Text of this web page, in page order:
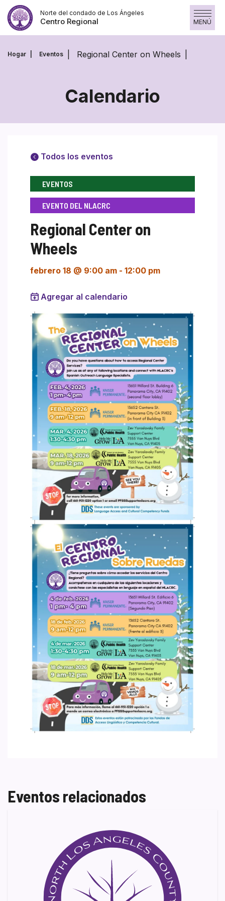
Skip
to
content
Norte del condado de Los Ángeles
Centro Regional MENÚ
Hogar Eventos Regional Center on Wheels
Calendario
Todos los eventos
EVENTOS
EVENTO DEL NLACRC
Regional Center on
Wheels
febrero 18 @ 9:00 am - 12:00 pm
Agregar al calendario
Eventos relacionados